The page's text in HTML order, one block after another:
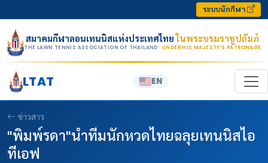
ระบบนักกีฬา
สมาคมกีฬาลอนเทนนิสแห่งประเทศไทยในพระบรมราชูปถัมภ์
THE LAWN TENNIS ASSOCIATION OF THAILAND · UNDER HIS MAJESTY’S PATRONAGE
LTAT EN
ข่าวสาร
"พิมพ์รดา"นำทีมนักหวดไทยฉลุยเทนนิสไอ
ทีเอฟ